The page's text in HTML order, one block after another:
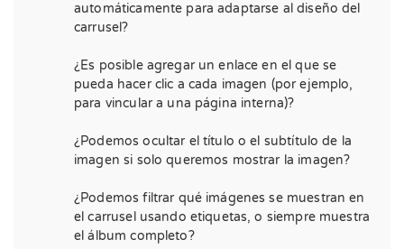
automáticamente para adaptarse al diseño del
carrusel?
¿Es posible agregar un enlace en el que se
pueda hacer clic a cada imagen (por ejemplo,
para vincular a una página interna)?
¿Podemos ocultar el título o el subtítulo de la
imagen si solo queremos mostrar la imagen?
¿Podemos filtrar qué imágenes se muestran en
el carrusel usando etiquetas, o siempre muestra
el álbum completo?